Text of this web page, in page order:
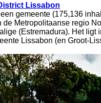
Lissabon
gemeente (175,136
de Metropolitaanse regio
(Estremadura). Het ligt
Lissabon (en Groot-